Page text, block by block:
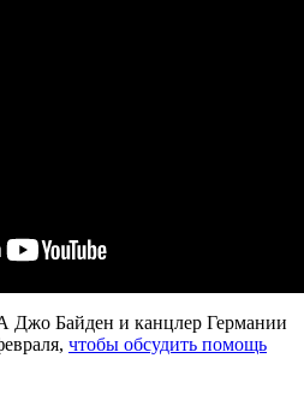
Байден и канцлер Германии
чтобы обсудить помощь